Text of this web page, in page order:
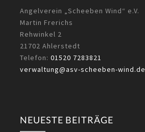
Angelverein „Scheeben Wind“ e.V.
Martin Frerichs
Rehwinkel 2
21702 Ahlerstedt
Telefon: 01520 7283821
verwaltung@asv-scheeben-wind.de
NEUESTE BEITRÄGE